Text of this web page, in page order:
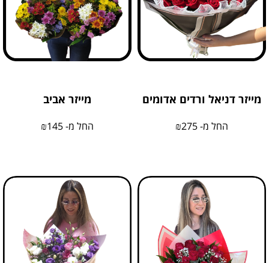
מייזר דניאל ורדים אדומים
החל מ- ₪275
מייזר אביב
החל מ- ₪145